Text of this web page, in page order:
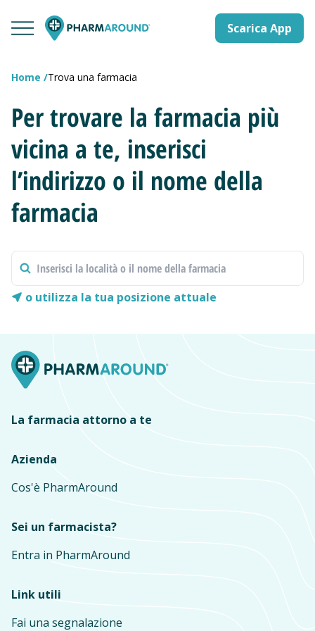
Scarica App
Home Trova una farmacia
Per trovare la farmacia più
vicina a te, inserisci
l’indirizzo o il nome della
farmacia
o utilizza la tua posizione attuale
La farmacia attorno a te
Azienda
Cos'è PharmAround
Sei un farmacista?
Entra in PharmAround
Link utili
Fai una segnalazione